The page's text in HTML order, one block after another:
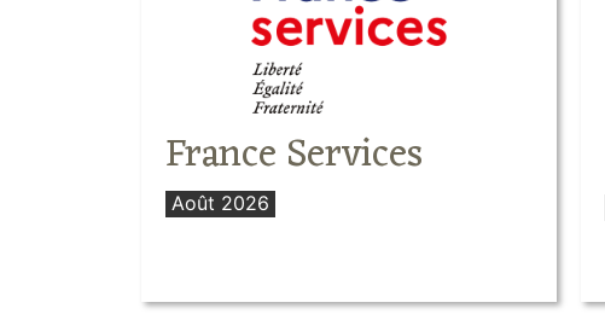
France Services
Août 2026